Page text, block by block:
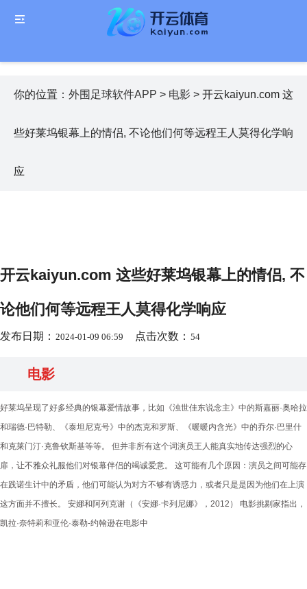
你的位置： 外围足球软件APP > 电影 > 开云kaiyun.com 这
些好莱坞银幕上的情侣, 不论他们何等远程王人莫得化学响
应
开云kaiyun.com 这些好莱坞银幕上的情侣, 不
论他们何等远程王人莫得化学响应
发布日期： 2024-01-09 06:59 点击次数： 54
电影
好莱坞呈现了好多经典的银幕爱情故事，比如《浊世佳东说念主》中的斯嘉丽·奥哈拉
和瑞德·巴特勒、《泰坦尼克号》中的杰克和罗斯、《暖暖内含光》中的乔尔·巴里什
和克莱门汀·克鲁钦斯基等等。 但并非所有这个词演员王人能真实地传达强烈的心
扉，让不雅众礼服他们对银幕伴侣的竭诚爱意。 这可能有几个原因：演员之间可能存
在践诺生计中的矛盾，他们可能认为对方不够有诱惑力，或者只是是因为他们在上演
这方面并不擅长。 安娜和阿列克谢（《安娜·卡列尼娜》，2012） 电影挑剔家指出，
凯拉·奈特莉和亚伦·泰勒-约翰逊在电影中